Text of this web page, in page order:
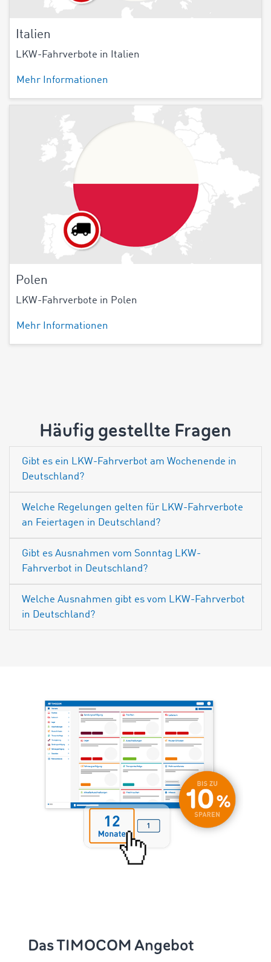
Italien
LKW-Fahrverbote in Italien
Mehr Informationen
Polen
LKW-Fahrverbote in Polen
Mehr Informationen
Häufig gestellte Fragen
Gibt es ein LKW-Fahrverbot am Wochenende in
Deutschland?
Welche Regelungen gelten für LKW-Fahrverbote
an Feiertagen in Deutschland?
Gibt es Ausnahmen vom Sonntag LKW-
Fahrverbot in Deutschland?
Welche Ausnahmen gibt es vom LKW-Fahrverbot
in Deutschland?
Das TIMOCOM Angebot